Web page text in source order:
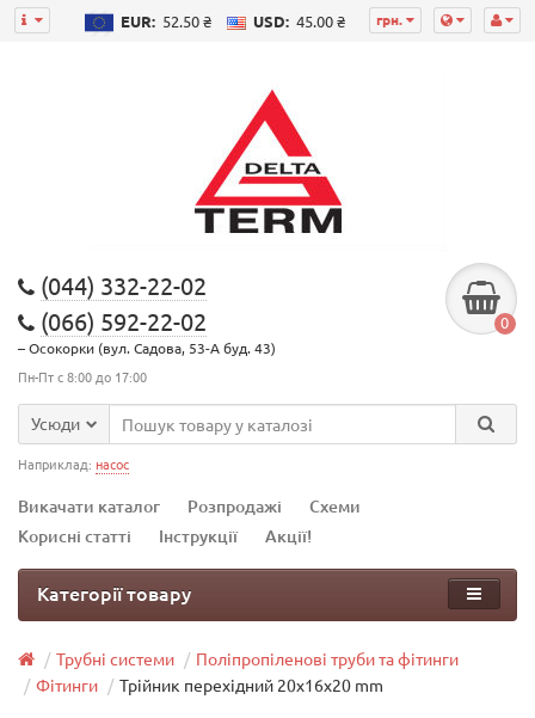
грн.
EUR: 52.50 ₴ USD: 45.00 ₴
(044) 332-22-02
(066) 592-22-02
– Осокорки (вул. Садова, 53-А буд. 43)
Пн-Пт с 8:00 до 17:00
0
Усюди
Наприклад: насос
Викачати каталог Розпродажі
Схеми
Корисні статті
Інструкції Акції!
Категорії товару
Трубні системи
Поліпропіленові труби та фітинги
Фітинги
Трійник перехідний 20х16х20 mm